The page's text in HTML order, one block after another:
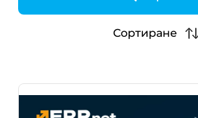
h
Сортиране